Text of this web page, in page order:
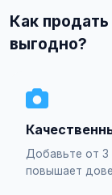
Как
выгодно?
Добавьте от 3
повышает